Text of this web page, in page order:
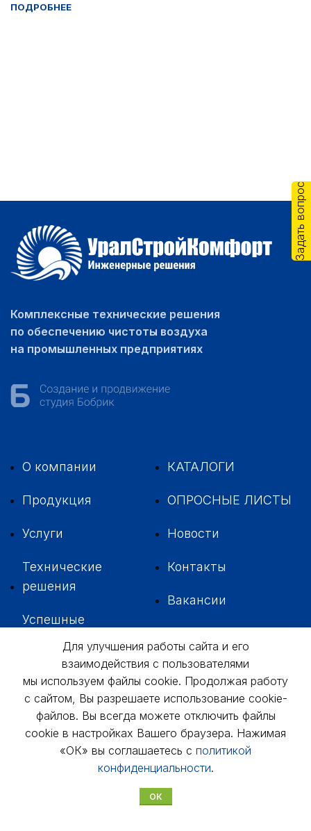
ПОДРОБНЕЕ
Комплексные технические решения
по обеспечению чистоты воздуха
на промышленных предприятиях
О компании
Продукция
Услуги
Технические
решения
Успешные
внедрения
КАТАЛОГИ
ОПРОСНЫЕ ЛИСТЫ
Новости
Контакты
Вакансии
+7 342229-37-35
614046, г. Пермь, ул. 3-я Водопроводная, д. 5А, оф. № 311,
Для улучшения работы сайта и его
взаимодействия с пользователями
мы используем файлы cookie. Продолжая работу
с сайтом, Вы разрешаете использование cookie-
файлов. Вы всегда можете отключить файлы
cookie в настройках Вашего браузера. Нажимая
«ОК» вы соглашаетесь с политикой
конфиденциальности.
ОК
Задать вопрос